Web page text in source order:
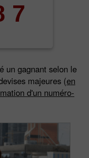
7
un gagnant selon le
majeures (en
d'un numéro-